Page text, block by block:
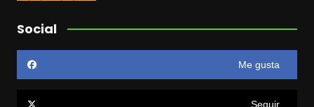
Social
Me gusta
Seguir